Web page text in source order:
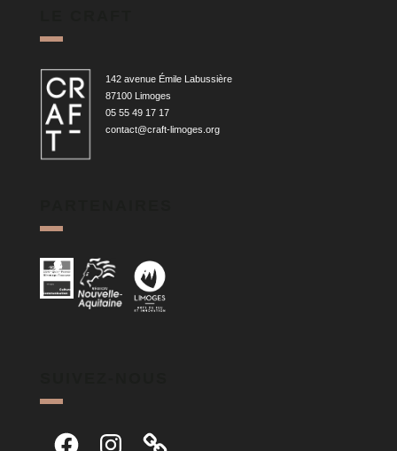
142 avenue Émile Labussière
87100 Limoges
05 55 49 17 17
contact@craft-limoges.org
FacebookInstagram